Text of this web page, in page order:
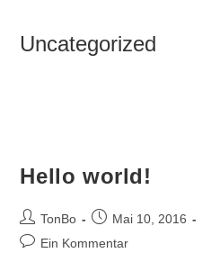
springenUncategorized
Hello world!
Beitrags-
Autor:
TonBo
BeitragMai 10, 2016
Beitrags-
Ein Kommentar